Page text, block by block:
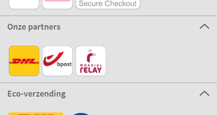
Onze partners
Eco-verzending